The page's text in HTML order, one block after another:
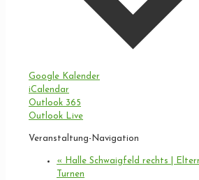
Google Kalender
iCalendar
Outlook 365
Outlook Live
Veranstaltung-Navigation
« Halle Schwaigfeld rechts |
Turnen